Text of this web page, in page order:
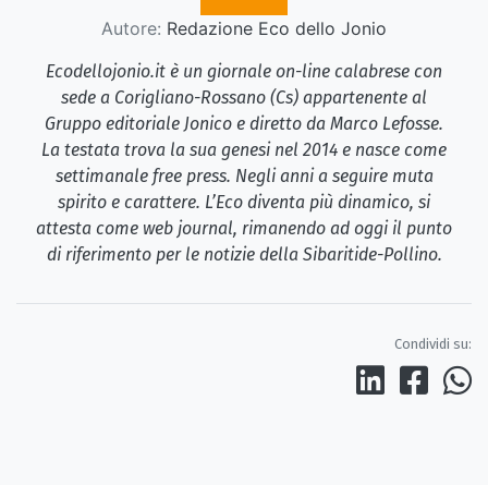
Autore: Redazione Eco dello Jonio
Ecodellojonio.it è un giornale on-line calabrese con
sede a Corigliano-Rossano (Cs) appartenente al
Gruppo editoriale Jonico e diretto da Marco Lefosse.
La testata trova la sua genesi nel 2014 e nasce come
settimanale free press. Negli anni a seguire muta
spirito e carattere. L’Eco diventa più dinamico, si
attesta come web journal, rimanendo ad oggi il punto
di riferimento per le notizie della Sibaritide-Pollino.
Condividi su: